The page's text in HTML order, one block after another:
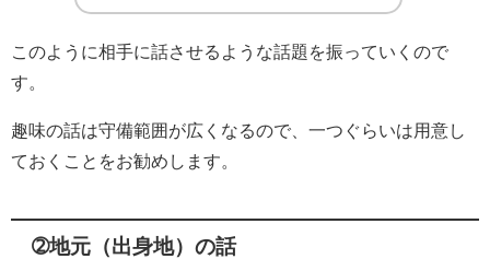
このように相手に話させるような話題を振っていくので
す。
趣味の話は守備範囲が広くなるので、一つぐらいは用意し
ておくことをお勧めします。
➁地元（出身地）の話